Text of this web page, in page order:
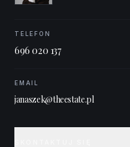
TELEFON
‭696 020 137‬
EMAIL
janaszek@theestate.pl